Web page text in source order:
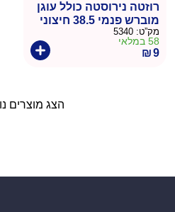
רוזטה נירוסטה כולל עוגן
מוברש פנמי 38.5 חיצוני
78
מק”ט: 5340
58 במלאי
₪9
הצג מוצרים